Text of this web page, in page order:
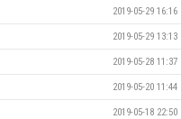
2019-05-29 16:16
2019-05-29 13:13
2019-05-28 11:37
2019-05-20 11:44
2019-05-18 22:50